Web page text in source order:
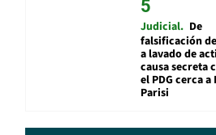
Judicial De
falsificación
a lavado de
causa secreta
el PDG cerca a
Parisi